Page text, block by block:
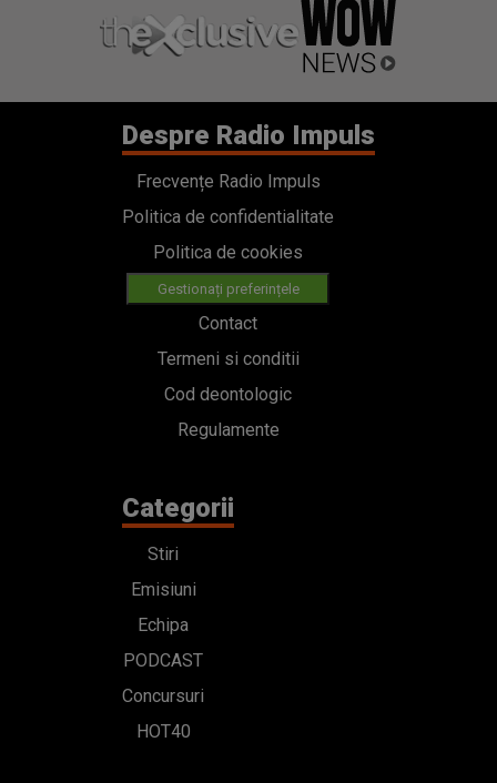
Despre Radio Impuls
Frecvențe Radio Impuls
Politica de confidentialitate
Politica de cookies
Gestionați preferințele
Contact
Termeni si conditii
Cod deontologic
Regulamente
Categorii
Stiri
Emisiuni
Echipa
PODCAST
Concursuri
HOT40